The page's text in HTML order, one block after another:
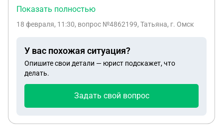
воинской частью 71474 на СВО, с 2024 года, где
региональную выплату? В приморском крае
Показать полностью
18 февраля, 11:30, вопрос №4862199, Татьяна, г. Омск
У вас похожая ситуация?
Опишите свои детали — юрист подскажет, что
делать.
Задать свой вопрос